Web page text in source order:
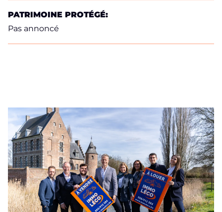
PATRIMOINE PROTÉGÉ:
Pas annoncé